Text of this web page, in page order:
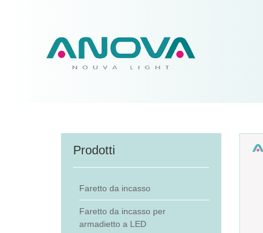
Prodotti
Faretto da incasso
Faretto da incasso per
armadietto a LED